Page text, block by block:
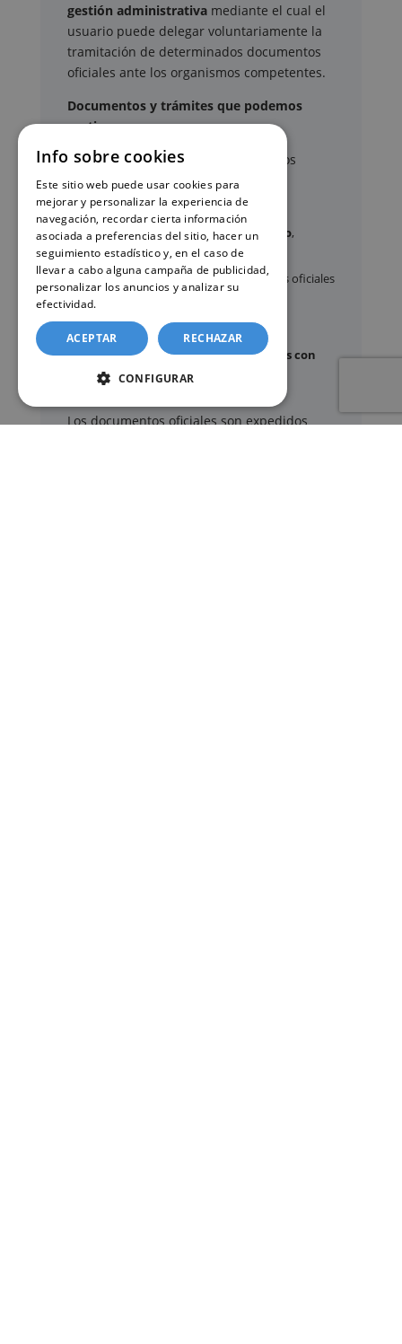
gestión administrativa mediante el cual el
usuario puede delegar voluntariamente la
tramitación de determinados documentos
oficiales ante los organismos competentes.
Documentos y trámites que podemos
gestionar
A través de nuestro servicio, podemos
gestionar, entre otros:
Certificados y partidas denacimiento,
matrimonioydefunción
Apostilla de La Hayade documentos oficiales
Legalización
Certificado de Últimas Voluntades
Certificado de contratos de seguros con
cobertura por fallecimiento
Los documentos oficiales son expedidos
Info sobre cookies
Este sitio web puede usar cookies para
mejorar y personalizar la experiencia de
navegación, recordar cierta información
asociada a preferencias del sitio, hacer un
seguimiento estadístico y, en el caso de
llevar a cabo alguna campaña de publicidad,
personalizar los anuncios y analizar su
efectividad.
ACEPTAR RECHAZAR
CONFIGURAR